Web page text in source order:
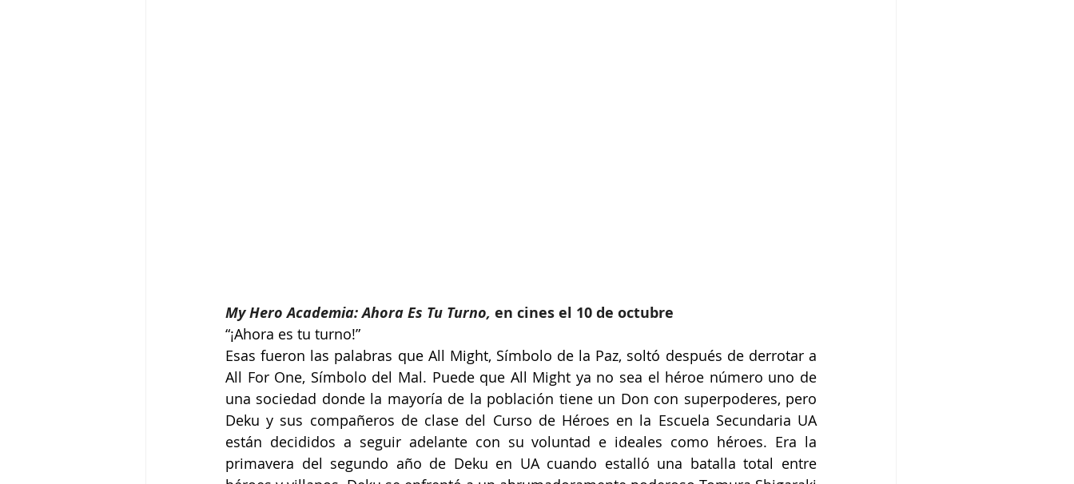
My Hero Academia: Ahora Es Tu Turno, en cines el 10 de octubre
“¡Ahora es tu turno!”
Esas fueron las palabras que All Might, Símbolo de la Paz, soltó después de derrotar a
All For One, Símbolo del Mal. Puede que All Might ya no sea el héroe número uno de
una sociedad donde la mayoría de la población tiene un Don con superpoderes, pero
Deku y sus compañeros de clase del Curso de Héroes en la Escuela Secundaria UA
están decididos a seguir adelante con su voluntad e ideales como héroes. Era la
primavera del segundo año de Deku en UA cuando estalló una batalla total entre